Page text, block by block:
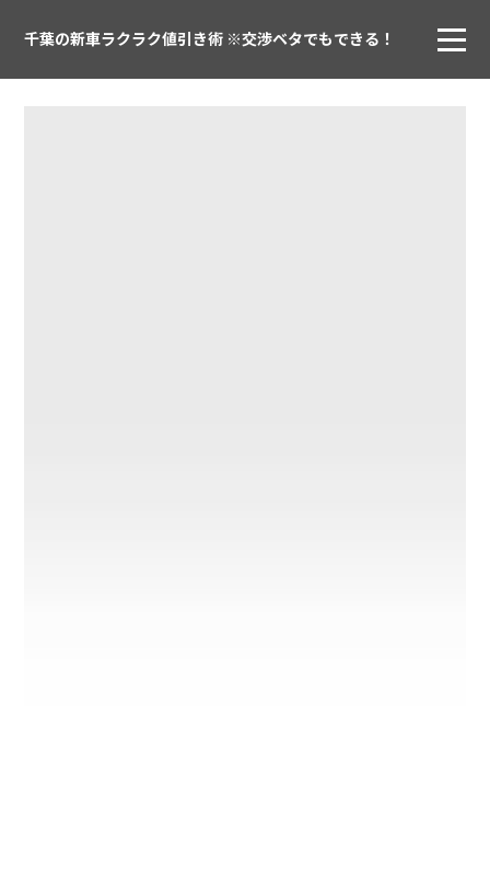
千葉の新車ラクラク値引き術 ※交渉ベタでもできる！